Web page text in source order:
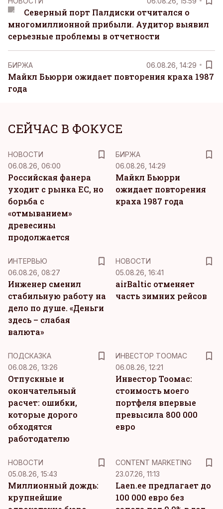
Северный порт Палдиски отчитался о
многомиллионной прибыли. Аудитор выявил
серьезные проблемы в отчетности
БИРЖА 06.08.26, 14:29
Майкл Бьюрри ожидает повторения краха 1987
года
СЕЙЧАС В ФОКУСЕ
НОВОСТИ
06.08.26, 06:00
Российская фанера
уходит с рынка ЕС, но
борьба с
«отмыванием»
древесины
продолжается
БИРЖА
06.08.26, 14:29
Майкл Бьюрри
ожидает повторения
краха 1987 года
ИНТЕРВЬЮ
06.08.26, 08:27
Инженер сменил
стабильную работу на
дело по душе. «Деньги
здесь – слабая
валюта»
НОВОСТИ
05.08.26, 16:41
airBaltic отменяет
часть зимних рейсов
ПОДСКАЗКА
06.08.26, 13:26
Отпускные и
окончательный
расчет: ошибки,
которые дорого
обходятся
работодателю
ИНВЕСТОР ТООМАС
06.08.26, 12:21
Инвестор Тоомас:
стоимость моего
портфеля впервые
превысила 800 000
евро
НОВОСТИ
05.08.26, 15:43
Миллионный дождь:
крупнейшие
CONTENT MARKETING
23.07.26, 11:13
Laen.ee предлагает до
100 000 евро без